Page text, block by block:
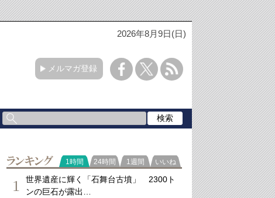
2026年8月9日(日)
メルマガ登録
ランキング
1時間 24時間 1週間 いいね
1
世界遺産に輝く「石舞台古墳」 2300ト
ンの巨石が露出…